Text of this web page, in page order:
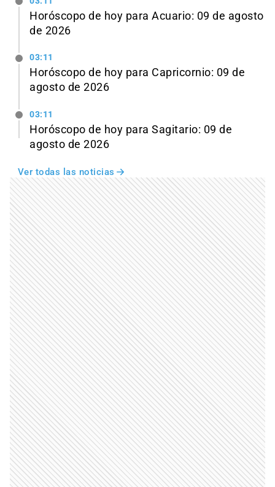
Horóscopo de hoy para Acuario: 09 de agosto
de 2026
03:11
Horóscopo de hoy para Capricornio: 09 de
agosto de 2026
03:11
Horóscopo de hoy para Sagitario: 09 de
agosto de 2026
Ver todas las noticias